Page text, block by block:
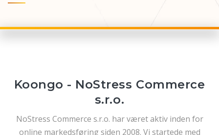
Koongo - NoStress Commerce
s.r.o.
NoStress Commerce s.r.o. har været aktiv inden for
online markedsføring siden 2008. Vi startede med